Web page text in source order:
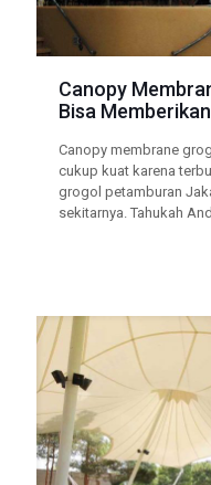
Canopy
Bisa
Canopy membrane
cukup kuat karena
grogol petamburan
sekitarnya. Tahukah